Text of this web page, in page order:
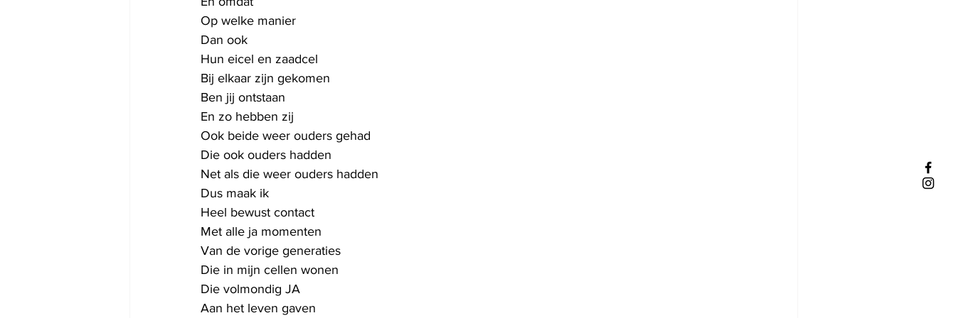
Op welke manier
Dan ook
Hun eicel en zaadcel
Bij elkaar zijn gekomen
Ben jij ontstaan
En zo hebben zij
Ook beide weer ouders gehad
Die ook ouders hadden
Net als die weer ouders hadden
Dus maak ik
Heel bewust contact
Met alle ja momenten
Van de vorige generaties
Die in mijn cellen wonen
Die volmondig JA
Aan het leven gaven